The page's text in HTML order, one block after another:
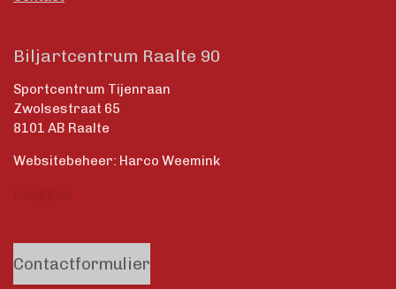
Biljartcentrum Raalte 90
Sportcentrum Tijenraan
Zwolsestraat 65
8101 AB Raalte
Websitebeheer: Harco Weemink
Contactformulier